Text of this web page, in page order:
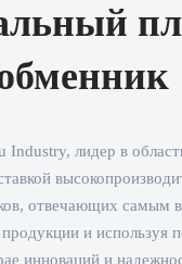
Industry, лидер в
отвечающих самым
и используя
инноваций и